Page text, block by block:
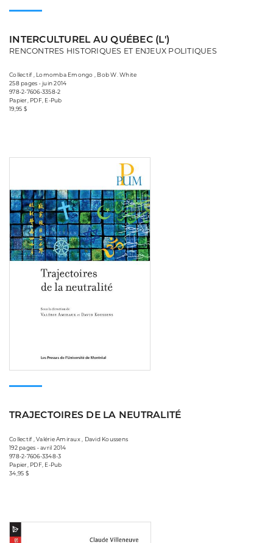
INTERCULTUREL AU QUÉBEC (L')
RENCONTRES HISTORIQUES ET ENJEUX POLITIQUES
Collectif , Lomomba Emongo , Bob W. White
258 pages • juin 2014
978-2-7606-3358-2
Papier, PDF, E-Pub
19,95 $
TRAJECTOIRES DE LA NEUTRALITÉ
Collectif , Valérie Amiraux , David Koussens
192 pages • avril 2014
978-2-7606-3348-3
Papier, PDF, E-Pub
34,95 $